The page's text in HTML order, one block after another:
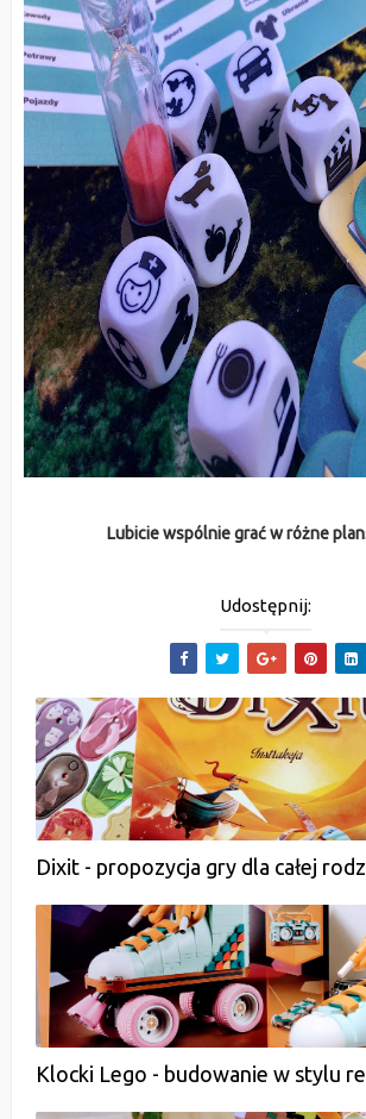
Lubicie wspólnie grać w różne
Udostępnij:
Dixit - propozycja gry dla całej
Klocki Lego - budowanie w stylu